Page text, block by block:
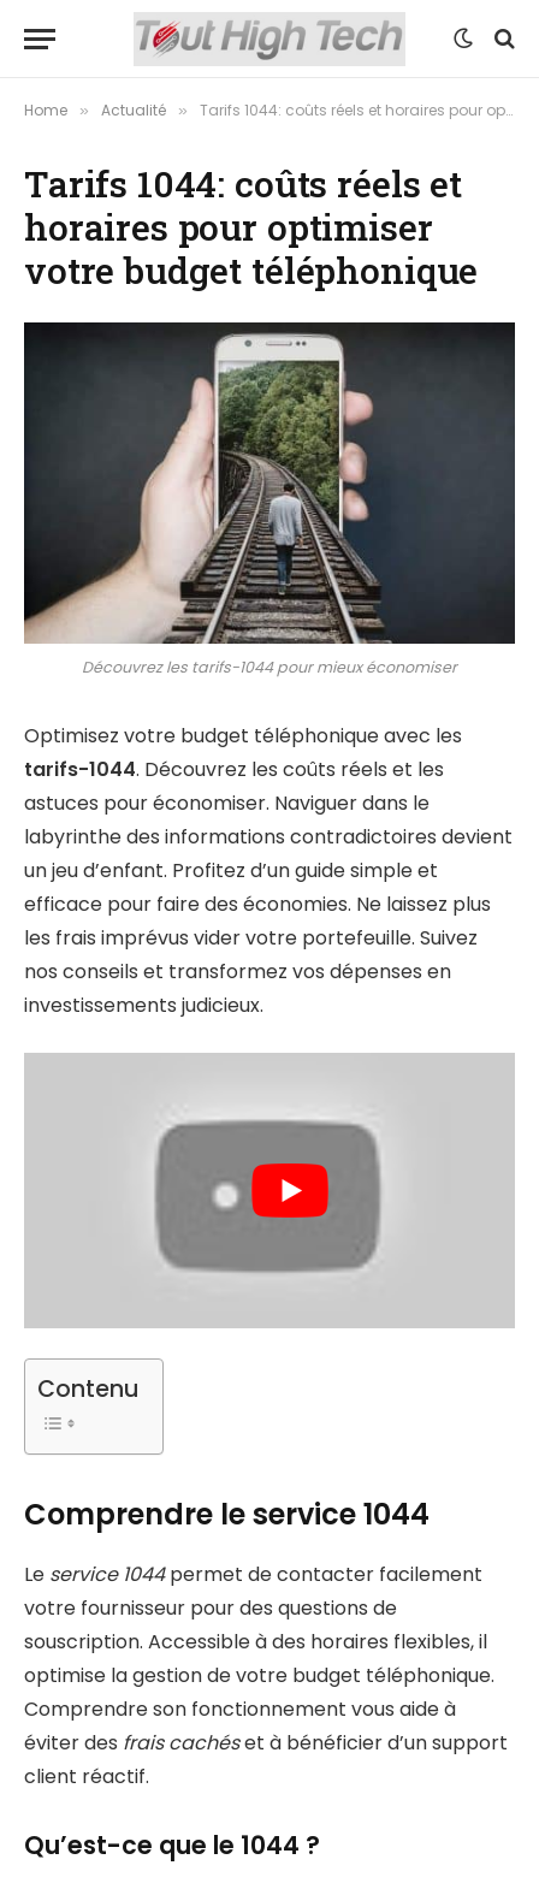
Home » Actualité » Tarifs 1044: coûts réels et horaires pour optimiser votre budget téléphonique
Tarifs 1044: coûts réels et
horaires pour optimiser
votre budget téléphonique
Découvrez les tarifs-1044 pour mieux économiser
Optimisez votre budget téléphonique avec les
tarifs-1044. Découvrez les coûts réels et les
astuces pour économiser. Naviguer dans le
labyrinthe des informations contradictoires devient
un jeu d’enfant. Profitez d’un guide simple et
efficace pour faire des économies. Ne laissez plus
les frais imprévus vider votre portefeuille. Suivez
nos conseils et transformez vos dépenses en
investissements judicieux.
Contenu
Comprendre le service 1044
Le service 1044permet de contacter facilement
votre fournisseur pour des questions de
souscription. Accessible à des horaires flexibles, il
optimise la gestion de votre budget téléphonique.
Comprendre son fonctionnement vous aide à
éviter des frais cachéset à bénéficier d’un support
client réactif.
Qu’est-ce que le 1044 ?